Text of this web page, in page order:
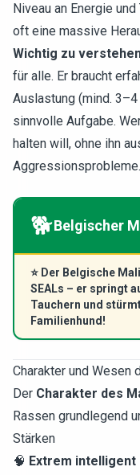
Niveau an Energie
oft eine massive
Wichtig zu
für alle. Er braucht
Auslastung (mind. 3–4
sinnvolle Aufgabe.
halten will, ohne ihn
Aggressionsprobleme.
🐕Belgischer
⭐ Der Belgische
SEALs – er springt
Tauchern und
Familienhund!
Charakter und
Der Charakter des
Rassen grundlegend
Stärken
🧠 Extrem intelligent